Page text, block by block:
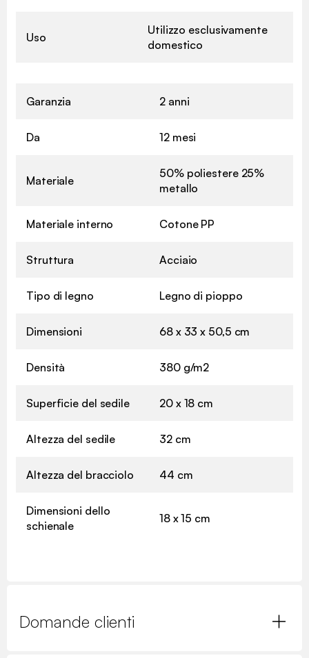
Uso
Utilizzo esclusivamente
domestico
Garanzia 2 anni
Da 12 mesi
Materiale
50% poliestere 25%
metallo
Materiale interno Cotone PP
Struttura Acciaio
Tipo di legno Legno di pioppo
Dimensioni 68 x 33 x 50,5 cm
Densità 380 g/m2
Superficie del sedile 20 x 18 cm
Altezza del sedile 32 cm
Altezza del bracciolo 44 cm
Dimensioni dello
schienale
18 x 15 cm
Domande clienti